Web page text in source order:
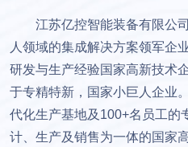
江苏亿控智能装备有限公
人领域的集成解决方案领军企
研发与生产经验国家高新技术
于专精特新，国家小巨人企业
代化生产基地及100+名员工的
计、生产及销售为一体的国家